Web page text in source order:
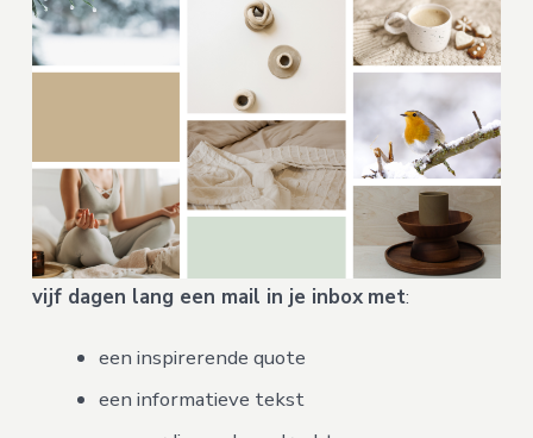
vijf dagen lang een mail in je inbox met:
een inspirerende quote
een informatieve tekst